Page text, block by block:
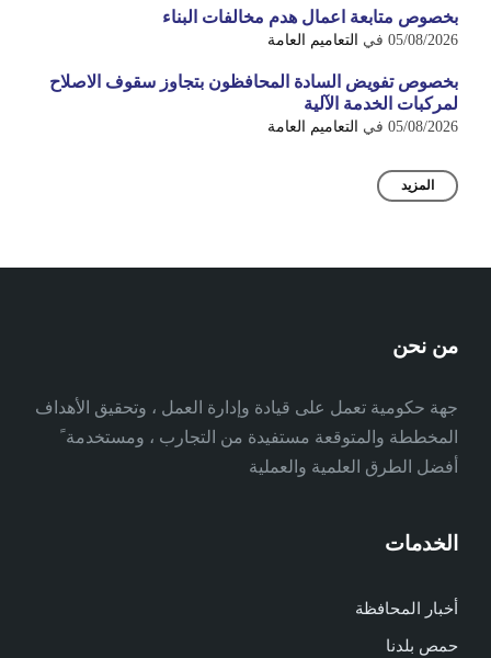
بخصوص متابعة اعمال هدم مخالفات البناء
05/08/2026 في التعاميم العامة
بخصوص تفويض السادة المحافظون بتجاوز سقوف الاصلاح
لمركبات الخدمة الآلية
05/08/2026 في التعاميم العامة
المزيد
من نحن
جهة حكومية تعمل على قيادة وإدارة العمل ، وتحقيق الأهداف
المخططة والمتوقعة مستفيدة من التجارب ، ومستخدمة ً
أفضل الطرق العلمية والعملية
الخدمات
أخبار المحافظة
حمص بلدنا